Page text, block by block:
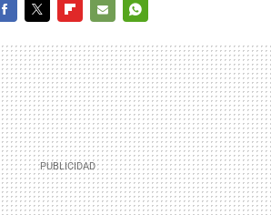
MAIL